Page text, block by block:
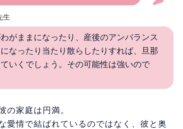
生
がままになったり、産後のアンバランス
なったり当たり散らしたりすれば、旦那
いくでしょう。その可能性は強いので
の家庭は円満。
愛情で結ばれているのではなく、彼と奥